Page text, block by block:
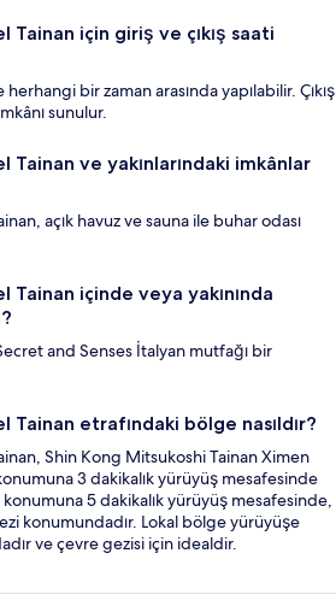
Tainan için giriş ve çıkış saati
bir zaman arasında yapılabilir. Çıkış
sunulur.
Tainan ve yakınlarındaki imkânlar
açık havuz ve sauna ile buhar odası
Tainan içinde veya yakınında
and Senses İtalyan mutfağı bir
Tainan etrafındaki bölge nasıldır?
Shin Kong Mitsukoshi Tainan Ximen
3 dakikalık yürüyüş mesafesinde
konumuna 5 dakikalık yürüyüş mesafesinde,
konumundadır. Lokal bölge yürüyüşe
ve çevre gezisi için idealdir.